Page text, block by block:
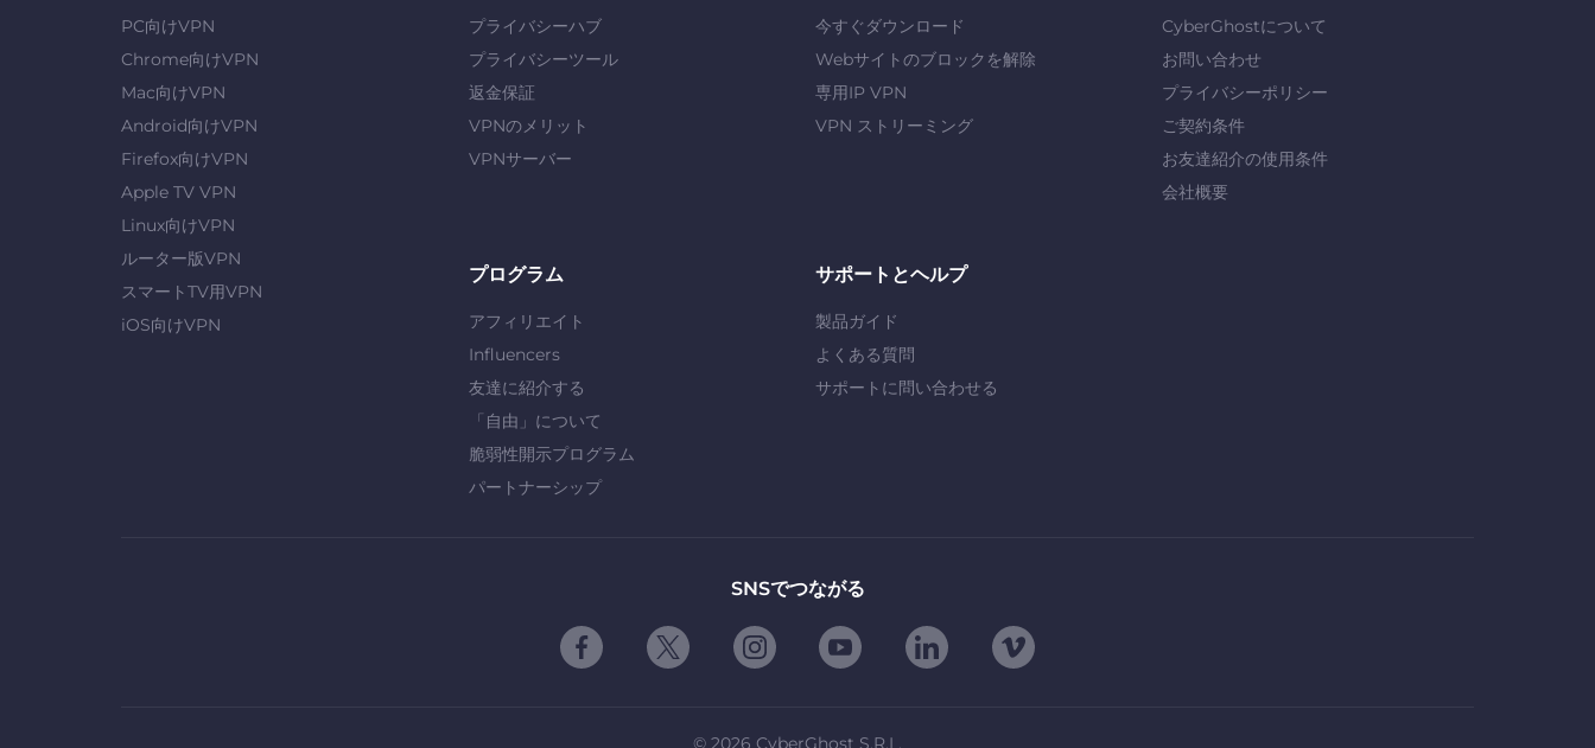
PC向けVPN
Chrome向けVPN
Mac向けVPN
Android向けVPN
Firefox向けVPN
Apple TV VPN
Linux向けVPN
ルーター版VPN
スマートTV用VPN
iOS向けVPN
プライバシーハブ
プライバシーツール
返金保証
VPNのメリット
VPNサーバー
今すぐダウンロード
Webサイトのブロックを解除
専用IP VPN
VPN ストリーミング
CyberGhostについて
お問い合わせ
プライバシーポリシー
ご契約条件
お友達紹介の使用条件
会社概要
プログラム
アフィリエイト
Influencers
友達に紹介する
「自由」について
脆弱性開示プログラム
パートナーシップ
サポートとヘルプ
製品ガイド
よくある質問
サポートに問い合わせる
SNSでつながる
© 2026 CyberGhost S.R.L.